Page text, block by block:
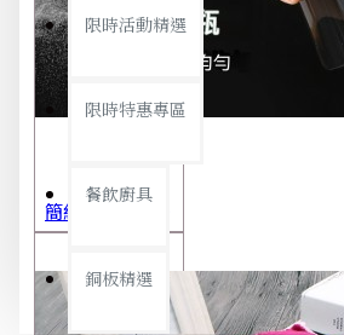
限時活動精選
限時特惠專區
餐飲廚具
銅板精選